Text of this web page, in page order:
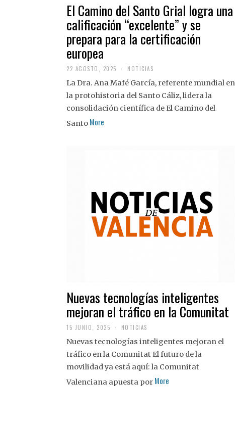
El Camino del Santo Grial logra una
calificación “excelente” y se
prepara para la certificación
europea
22 AGOSTO, 2025
A
G
O
S
NOTICIAS
La Dra. Ana Mafé García, referente mundial en
la protohistoria del Santo Cáliz, lidera la
consolidación científica de El Camino del
Santo More
Nuevas tecnologías inteligentes
mejoran el tráfico en la Comunitat
15 JUNIO, 2025 NOTICIAS
Nuevas tecnologías inteligentes mejoran el
tráfico en la Comunitat El futuro de la
movilidad ya está aquí: la Comunitat
Valenciana apuesta por More